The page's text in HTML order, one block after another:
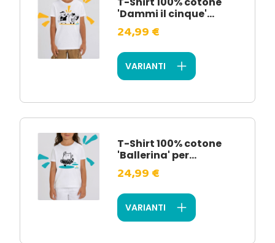
'Dammi il cinque'...
24,99 €
VARIANTI
T-Shirt 100% cotone
'Ballerina' per...
24,99 €
VARIANTI